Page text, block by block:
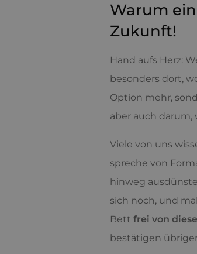
Warum
Zukunft!
Hand aufs Herz:
besonders dort,
Option mehr,
aber auch darum,
Viele von uns
spreche von
hinweg
sich noch, und
Bett frei von
bestätigen